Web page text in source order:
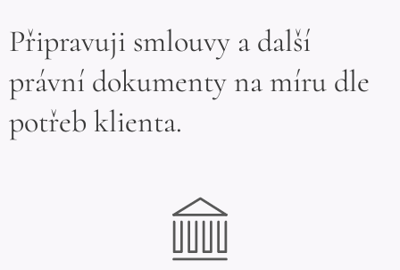
Připravuji smlouvy a další
právní dokumenty na míru dle
potřeb klienta.